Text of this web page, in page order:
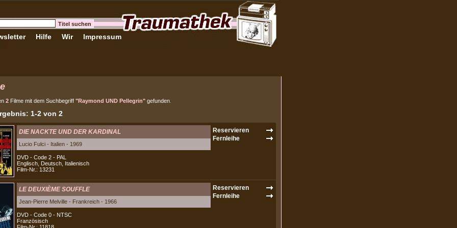
Hilfe Wir Impressum
2 Filme mit dem Suchbegriff "Raymond UND Pellegrin" gefunden.
1-2 von 2
DIE NACKTE UND DER KARDINAL
Lucio Fulci - Italien - 1969
DVD - Code 2 - PAL
Englisch, Deutsch, Italienisch
Film-Nr.: 13231
LE DEUXIÈME SOUFFLE
Jean-Pierre Melville - Frankreich - 1966
DVD - Code 0 - NTSC
Französisch